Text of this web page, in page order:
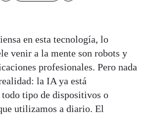
en esta tecnología, lo
venir a la mente son robots y
profesionales. Pero nada
la IA ya está
todo tipo de dispositivos o
utilizamos a diario. El